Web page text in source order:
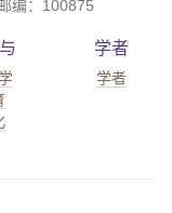
编：100875
学者
学者